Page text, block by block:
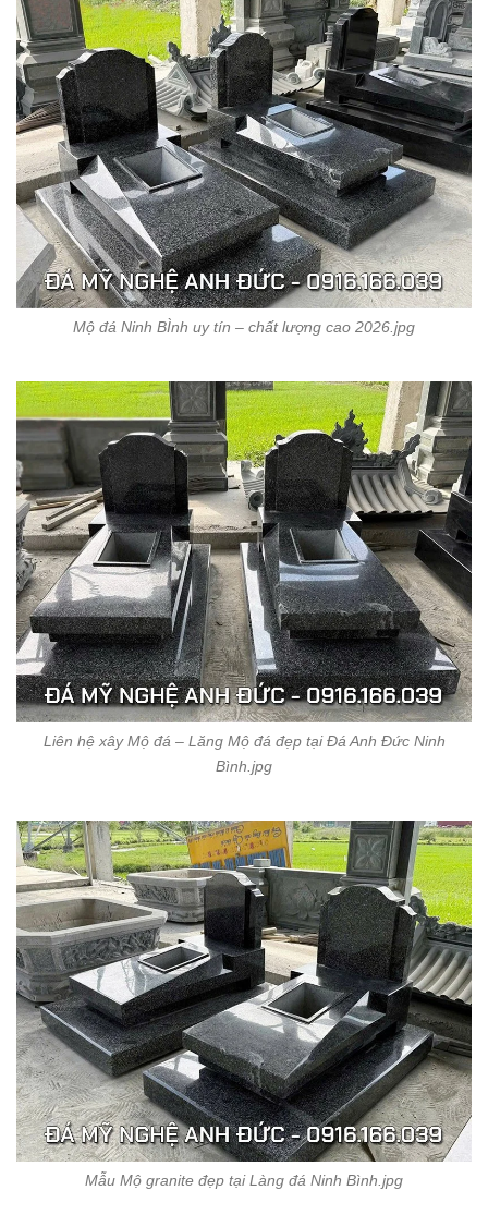
Mộ đá Ninh BÌnh uy tín – chất lượng cao 2026.jpg
Liên hệ xây Mộ đá – Lăng Mộ đá đẹp tại Đá Anh Đức Ninh
Bình.jpg
Mẫu Mộ granite đẹp tại Làng đá Ninh Bình.jpg